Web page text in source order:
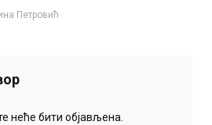
Петровић
неће бити објављена.